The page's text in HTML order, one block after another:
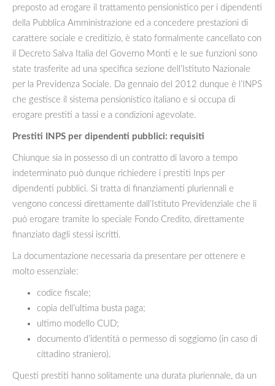
preposto ad erogare il trattamento pensionistico per i dipendenti
della Pubblica Amministrazione ed a concedere prestazioni di
carattere sociale e creditizio, è stato formalmente cancellato con
il Decreto Salva Italia del Governo Monti e le sue funzioni sono
state trasferite ad una specifica sezione dell’Istituto Nazionale
per la Previdenza Sociale. Da gennaio del 2012 dunque è l’INPS
che gestisce il sistema pensionistico italiano e si occupa di
erogare prestiti a tassi e a condizioni agevolate.
Prestiti INPS per dipendenti pubblici: requisiti
Chiunque sia in possesso di un contratto di lavoro a tempo
indeterminato può dunque richiedere i prestiti Inps per
dipendenti pubblici. Si tratta di finanziamenti pluriennali e
vengono concessi direttamente dall’Istituto Previdenziale che li
può erogare tramite lo speciale Fondo Credito, direttamente
finanziato dagli stessi iscritti.
La documentazione necessaria da presentare per ottenere e
molto essenziale:
codice fiscale;
copia dell’ultima busta paga;
ultimo modello CUD;
documento d’identità o permesso di soggiorno (in caso di
cittadino straniero).
Questi prestiti hanno solitamente una durata pluriennale, da un